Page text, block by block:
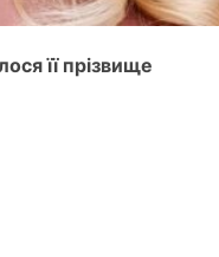
її прізвище